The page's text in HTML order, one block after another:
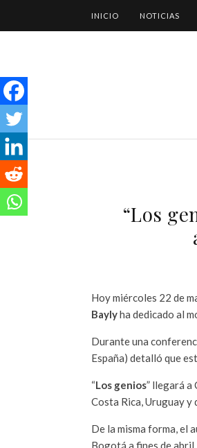
INICIO NOTICIAS
“Los
Hoy miércoles 22 de
Baylyha dedicado al
Durante una
España) detalló que
“Los genios” llegará a
Costa Rica, Uruguay y
De la misma forma, el
Bogotá a fines de